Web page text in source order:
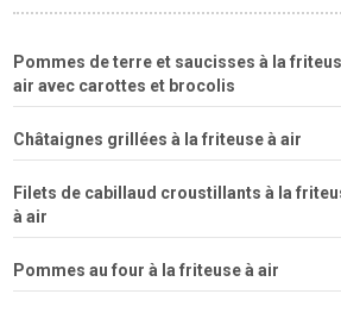
Pommes de terre et saucisses à la
air avec carottes et brocolis
Châtaignes grillées à la friteuse à air
Filets de cabillaud croustillants à la
à air
Pommes au four à la friteuse à air